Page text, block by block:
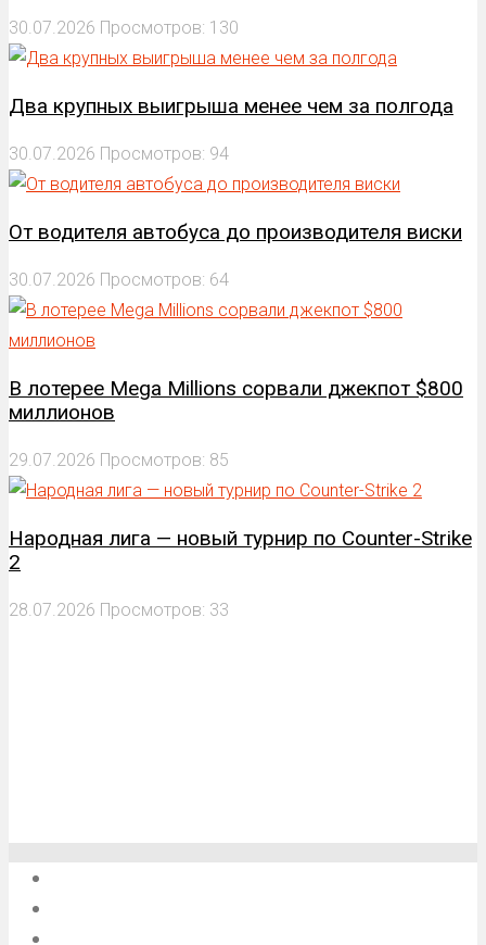
30.07.2026 Просмотров: 130
Два крупных выигрыша менее чем за полгода
30.07.2026 Просмотров: 94
От водителя автобуса до производителя виски
30.07.2026 Просмотров: 64
В лотерее Mega Millions сорвали джекпот $800
миллионов
29.07.2026 Просмотров: 85
Народная лига — новый турнир по Counter-Strike
2
28.07.2026 Просмотров: 33